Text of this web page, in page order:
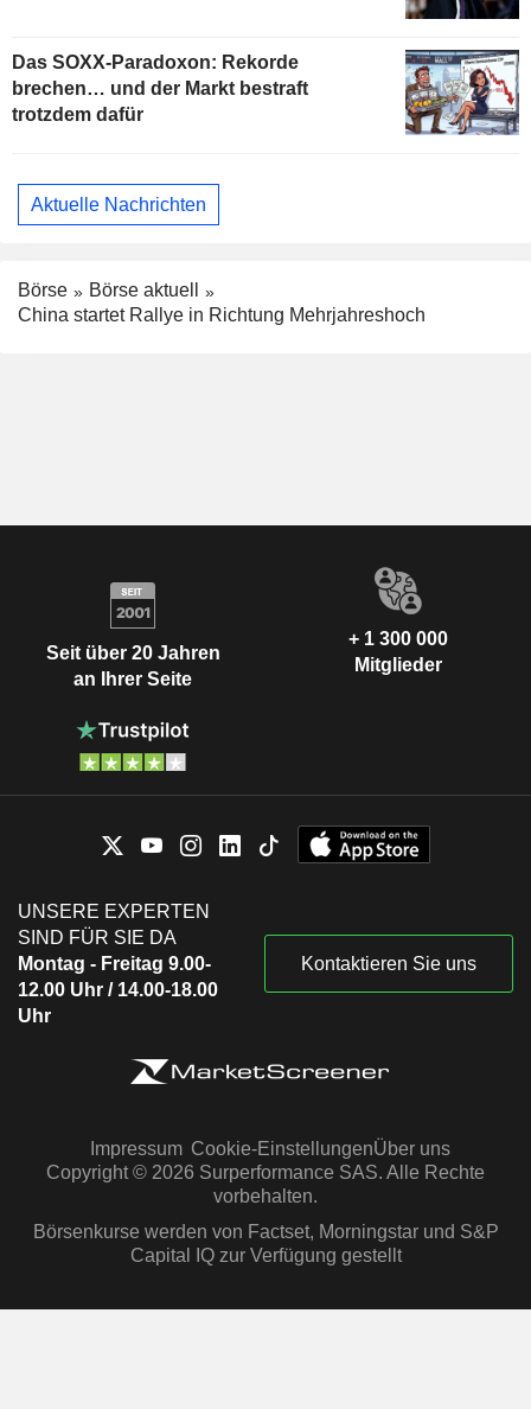
Das SOXX-Paradoxon: Rekorde
brechen… und der Markt bestraft
trotzdem dafür
Aktuelle Nachrichten
Börse
Börse aktuell
China startet Rallye in Richtung Mehrjahreshoch
Seit über 20 Jahren
an Ihrer Seite
+ 1 300 000
Mitglieder
UNSERE EXPERTEN
SIND FÜR SIE DA
Montag - Freitag 9.00-
12.00 Uhr / 14.00-18.00
Uhr
Kontaktieren Sie uns
Impressum Cookie-EinstellungenÜber uns
Copyright © 2026 Surperformance SAS. Alle Rechte
vorbehalten.
Börsenkurse werden von Factset, Morningstar und S&P
Capital IQ zur Verfügung gestellt